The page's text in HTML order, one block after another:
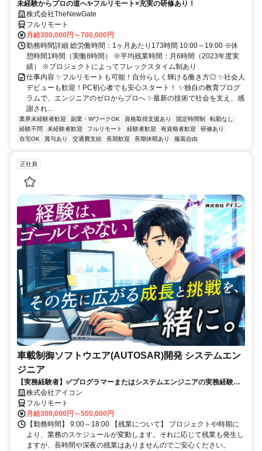
未経験からプロの道へ✨フルリモート×充実の研修あり！
株式会社TheNewGate
フルリモート
月給300,000円～700,000円
勤務時間詳細 総労働時間：1ヶ月あたり173時間 10:00～19:00 ※休
憩時間1時間（実働8時間） ※平均残業時間：月6時間（2023年度実
績） ※プロジェクトによってフレックスタイム制あり
仕事内容 ✨フルリモートも可能！自分らしく輝ける働き方◎ ✨社会人
デビューも歓迎！PC初心者でも安心スタート！ ✨独自の教育プログ
ラムで、エンジニアのゼロからプロへ ✨最新の技術で社会を支え、感
謝され...
業界未経験者歓迎 副業・WワークOK 資格取得支援あり 固定時間制
転勤なし
経験不問
未経験者歓迎 フルリモート 経験者歓迎 有資格者歓迎
研修あり
在宅OK
賞与あり 交通費支給 長期歓迎 長期休暇あり 服装自由
正社員
車載制御ソフトウエア(AUTOSAR)開発 システムエン
ジニア
【実務経験者】✅プログラマーまたはシステムエンジニアの実務経験✅C
言語の開発経験✅車載組込ソフトの開発経験✅AUTOSARコンフィグ設
計経験
株式会社アイコン
フルリモート
月給300,000円～500,000円
【勤務時間】 9:00～18:00 【残業について】 プロジェクトや時期に
より、業務のスケジュールが変動します。それに応じて残業も発生し
ますが、長時間や深夜の残業はありませんのでご安心ください。